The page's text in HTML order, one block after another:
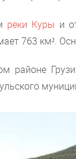
реки Куры и
763 км².
районе